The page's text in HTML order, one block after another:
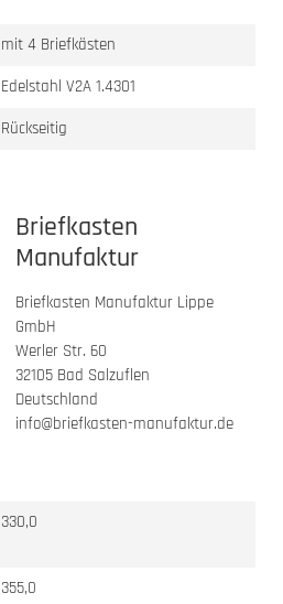
mit 4 Briefkästen
Edelstahl V2A 1.4301
Rückseitig
Briefkasten
Manufaktur
Briefkasten Manufaktur Lippe
GmbH
Werler Str. 60
32105 Bad Salzuflen
Deutschland
info@briefkasten-manufaktur.de
330,0
355,0